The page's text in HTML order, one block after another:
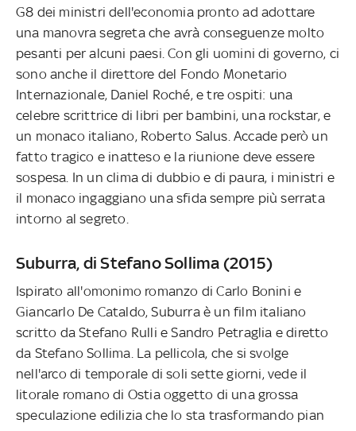
G8 dei ministri dell'economia pronto ad adottare
una manovra segreta che avrà conseguenze molto
pesanti per alcuni paesi. Con gli uomini di governo, ci
sono anche il direttore del Fondo Monetario
Internazionale, Daniel Roché, e tre ospiti: una
celebre scrittrice di libri per bambini, una rockstar, e
un monaco italiano, Roberto Salus. Accade però un
fatto tragico e inatteso e la riunione deve essere
sospesa. In un clima di dubbio e di paura, i ministri e
il monaco ingaggiano una sfida sempre più serrata
intorno al segreto.
Suburra, di Stefano Sollima (2015)
Ispirato all'omonimo romanzo di Carlo Bonini e
Giancarlo De Cataldo, Suburra è un film italiano
scritto da Stefano Rulli e Sandro Petraglia e diretto
da Stefano Sollima. La pellicola, che si svolge
nell'arco di temporale di soli sette giorni, vede il
litorale romano di Ostia oggetto di una grossa
speculazione edilizia che lo sta trasformando pian